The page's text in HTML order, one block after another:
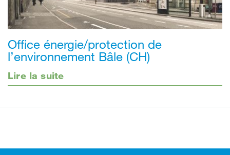
Office énergie/protection de
l’environnement Bâle (CH)
Lire la suite